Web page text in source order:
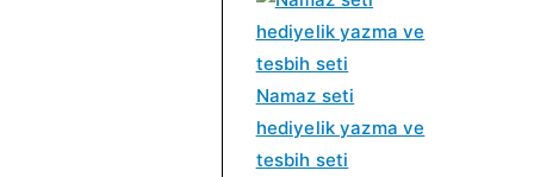
Namaz seti
hediyelik yazma ve
tesbih seti